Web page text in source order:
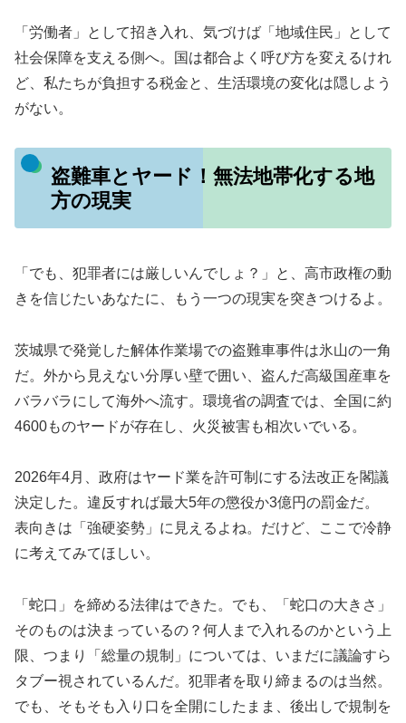
「労働者」として招き入れ、気づけば「地域住民」として
社会保障を支える側へ。国は都合よく呼び方を変えるけれ
ど、私たちが負担する税金と、生活環境の変化は隠しよう
がない。
盗難車とヤード！無法地帯化する地
方の現実
「でも、犯罪者には厳しいんでしょ？」と、高市政権の動
きを信じたいあなたに、もう一つの現実を突きつけるよ。
茨城県で発覚した解体作業場での盗難車事件は氷山の一角
だ。外から見えない分厚い壁で囲い、盗んだ高級国産車を
バラバラにして海外へ流す。環境省の調査では、全国に約
4600ものヤードが存在し、火災被害も相次いでいる。
2026年4月、政府はヤード業を許可制にする法改正を閣議
決定した。違反すれば最大5年の懲役か3億円の罰金だ。
表向きは「強硬姿勢」に見えるよね。だけど、ここで冷静
に考えてみてほしい。
「蛇口」を締める法律はできた。でも、「蛇口の大きさ」
そのものは決まっているの？何人まで入れるのかという上
限、つまり「総量の規制」については、いまだに議論すら
タブー視されているんだ。犯罪者を取り締まるのは当然。
でも、そもそも入り口を全開にしたまま、後出しで規制を